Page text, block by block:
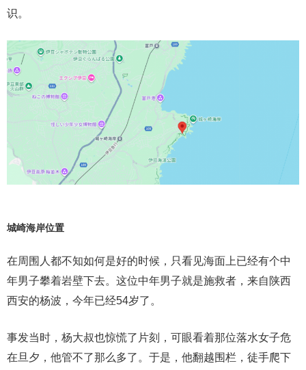
识。
城崎海岸位置
在周围人都不知如何是好的时候，只看见海面上已经有个中
年男子攀着岩壁下去。这位中年男子就是施救者，来自陕西
西安的杨波，今年已经54岁了。
事发当时，杨大叔也惊慌了片刻，可眼看着那位落水女子危
在旦夕，他管不了那么多了。于是，他翻越围栏，徒手爬下